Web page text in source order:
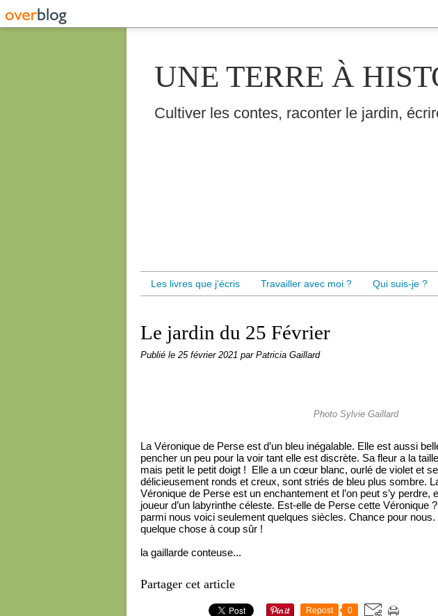
UNE TERRE À
Cultiver les contes, raconter le jardin,
Les livres que j'écris Travailler avec moi ? Qui suis-je ?
Le jardin du 25 Février
Publié le 25 février 2021 par Patricia Gaillard
Photo Sylvie Gaillard
La Véronique de Perse est d’un bleu inégalable. Elle est aussi
pencher un peu pour la voir tant elle est discrète. Sa fleur a la
mais petit le petit doigt ! Elle a un cœur blanc, ourlé de violet et
délicieusement ronds et creux, sont striés de bleu plus sombre.
Véronique de Perse est un enchantement et l’on peut s’y perdre,
joueur d’un labyrinthe céleste. Est-elle de Perse cette Véronique
parmi nous voici seulement quelques siècles. Chance pour
quelque chose à coup sûr !
la gaillarde conteuse...
Partager cet article
Repost 0